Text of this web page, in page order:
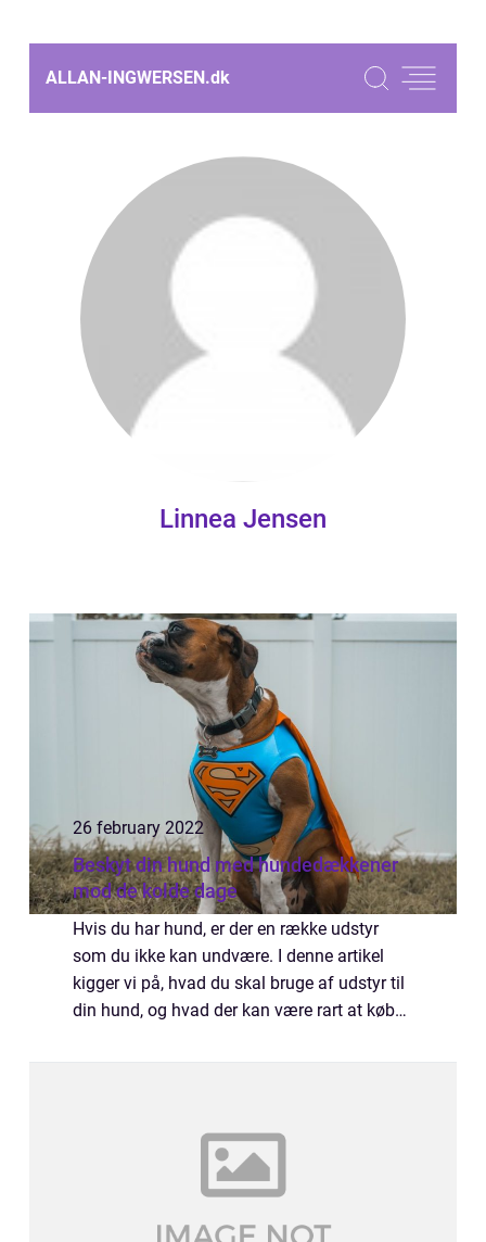
ALLAN-INGWERSEN.dk
Linnea Jensen
26 february 2022
Beskyt din hund med hundedækkener
mod de kolde dage
Hvis du har hund, er der en række udstyr
som du ikke kan undvære. I denne artikel
kigger vi på, hvad du skal bruge af udstyr til
din hund, og hvad der kan være rart at købe
eno...